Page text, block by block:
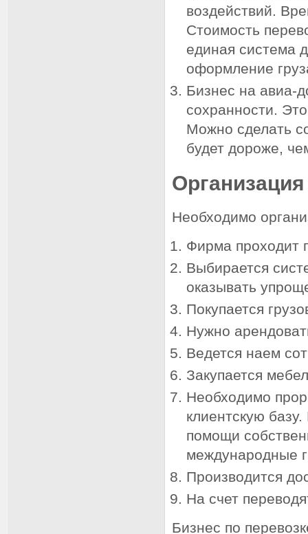
воздействий.
Стоимость
единая система
оформление
Бизнес на авиа-
сохранности.
Можно сделать
будет дороже,
Необходимо
Фирма проходит
Выбирается
оказывать
Покупается
Нужно
Ведется наем
Закупается
Необходимо
клиентскую
помощи
международные
Производится
На счет
Бизнес по